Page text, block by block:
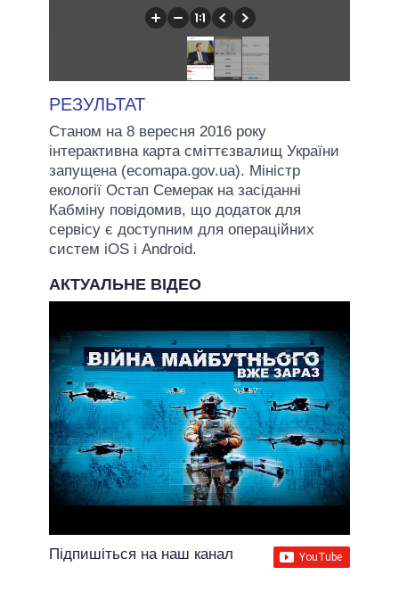
РЕЗУЛЬТАТ
Станом на 8 вересня 2016 року
інтерактивна карта сміттєзвалищ України
запущена (ecomapa.gov.ua). Міністр
екології Остап Семерак на засіданні
Кабміну повідомив, що додаток для
сервісу є доступним для операційних
систем iOS і Android.
АКТУАЛЬНЕ ВІДЕО
Підпишіться на наш канал